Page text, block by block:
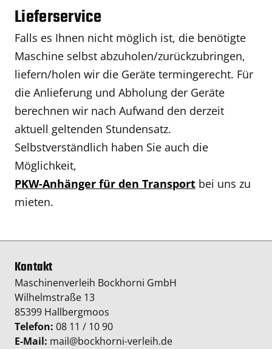
Lieferservice
Falls es Ihnen nicht möglich ist, die benötigte
Maschine selbst abzuholen/zurückzubringen,
liefern/holen wir die Geräte termingerecht. Für
die Anlieferung und Abholung der Geräte
berechnen wir nach Aufwand den derzeit
aktuell geltenden Stundensatz.
Selbstverständlich haben Sie auch die
Möglichkeit,
PKW-Anhänger für den Transport bei uns zu
mieten.
Kontakt
Maschinenverleih Bockhorni GmbH
Wilhelmstraße 13
85399 Hallbergmoos
Telefon: 08 11 / 10 90
E-Mail: mail@bockhorni-verleih.de